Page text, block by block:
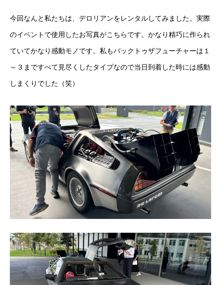
今回なんと私たちは、デロリアンをレンタルしてみました。実際
のイベントで使用したお写真がこちらです。かなり精巧に作られ
ていてかなり感動モノです。私もバックトゥザフューチャーは１
～３まですべて見尽くしたタイプなので当日到着した時には感動
しまくりでした（笑）